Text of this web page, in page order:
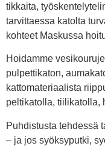
tikkaita,
tarvittaessa katolta
kohteet Maskussa
Hoidamme
pulpettikaton,
kattomateriaalista
peltikatolla, tiilikatolla,
Puhdistusta tehdessä
– ja jos syöksyputki,